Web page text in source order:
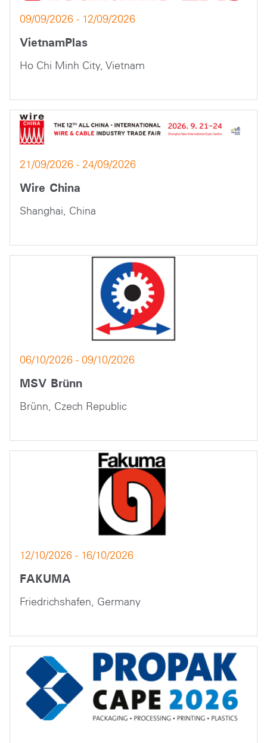
VietnamPlas
09/09/2026 - 12/09/2026
Ho Chi Minh City, Vietnam
Wire China
21/09/2026 - 24/09/2026
Shanghai, China
MSV Brünn
06/10/2026 - 09/10/2026
Brünn, Czech Republic
FAKUMA
12/10/2026 - 16/10/2026
Friedrichshafen, Germany